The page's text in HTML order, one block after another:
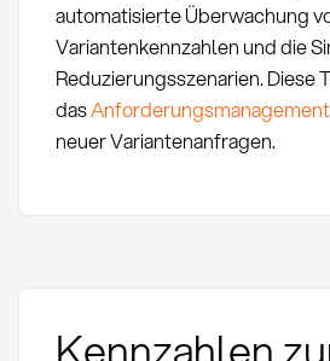
automatisierte Überwachung
Variantenkennzahlen und die
Reduzierungsszenarien. Diese
dasAnforderungsmanagement
neuer Variantenanfragen.